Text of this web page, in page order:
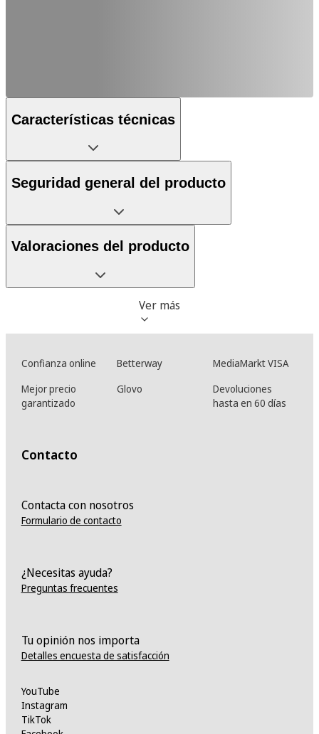
Características técnicas
Seguridad general del producto
Valoraciones del producto
Ver más
Confianza online Betterway
MediaMarkt VISA
Mejor precio
garantizado
Glovo
Devoluciones
hasta en 60 días
Contacto
Contacta con nosotros
Formulario de contacto
¿Necesitas ayuda?
Preguntas frecuentes
Tu opinión nos importa
Detalles encuesta de satisfacción
YouTube
Instagram
TikTok